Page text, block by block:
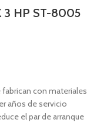
3 HP ST-8005
fabrican con materiales
años de servicio
el par de arranque